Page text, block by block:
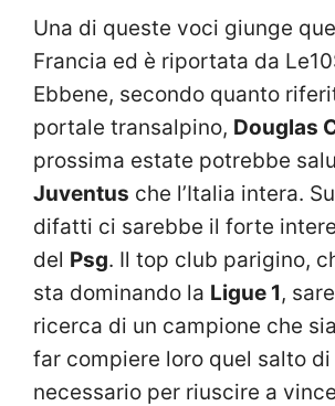
Una di queste voci giunge
Francia ed è riportata da
Ebbene, secondo quanto
portale transalpino, Douglas
prossima estate potrebbe
Juventus che l’Italia intera.
difatti ci sarebbe il forte
del Psg. Il top club parigino,
sta dominando la Ligue 1,
ricerca di un campione che
far compiere loro quel salto
necessario per riuscire a